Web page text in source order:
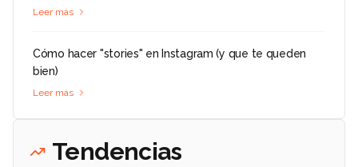
Leer más
Cómo hacer "stories" en Instagram (y que te queden
bien)
Leer más
Tendencias